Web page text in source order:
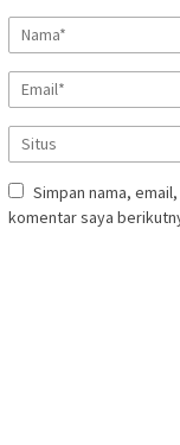
Simpan nama,
komentar saya